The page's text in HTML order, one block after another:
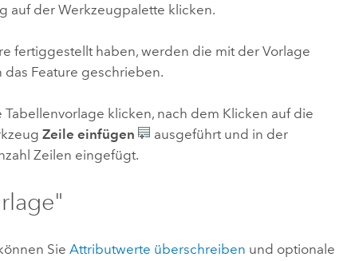
auf der Werkzeugpalette klicken.
fertiggestellt haben, werden die mit der Vorlage
Feature geschrieben.
klicken, nach dem Klicken auf die
Zeile einfügen
ausgeführt und in der
Zeilen eingefügt.
können SieAttributwerte überschreiben und optionale